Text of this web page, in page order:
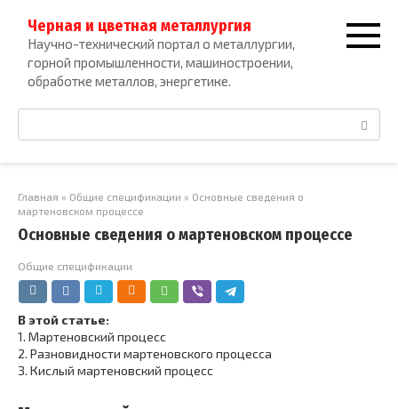
контенту
Черная и цветная металлургия
Научно-технический портал о металлургии,
горной промышленности, машиностроении,
обработке металлов, энергетике.
Поиск:
Главная » Общие спецификации » Основные сведения о
мартеновском процессе
Основные сведения о мартеновском процессе
Общие спецификации
В этой статье:
1. Мартеновский процесс
2. Разновидности мартеновского процесса
3. Кислый мартеновский процесс